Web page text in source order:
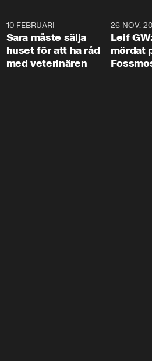
10 FEBRUARI
Sara måste sälja
huset för att ha råd
med veterinären
26 NOV.
Leif
mördat